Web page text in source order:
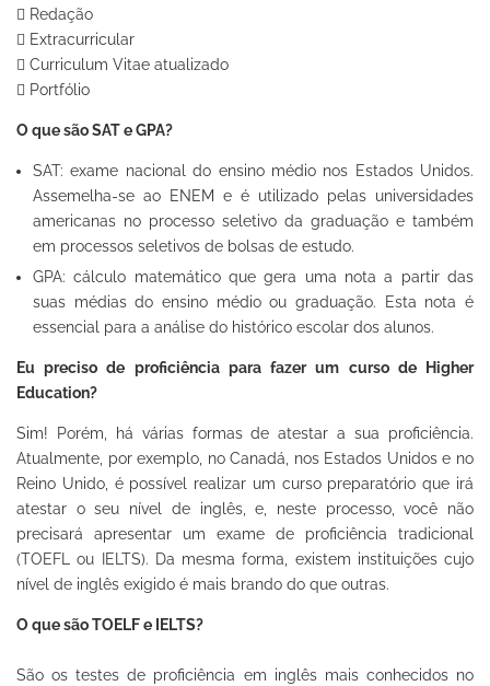
 Redação
 Extracurricular
 Curriculum Vitae atualizado
 Portfólio
O que são SAT e GPA?
SAT: exame nacional do ensino médio nos Estados Unidos.
Assemelha-se ao ENEM e é utilizado pelas universidades
americanas no processo seletivo da graduação e também
em processos seletivos de bolsas de estudo.
GPA: cálculo matemático que gera uma nota a partir das
suas médias do ensino médio ou graduação. Esta nota é
essencial para a análise do histórico escolar dos alunos.
Eu preciso de proficiência para fazer um curso de Higher
Education?
Sim! Porém, há várias formas de atestar a sua proficiência.
Atualmente, por exemplo, no Canadá, nos Estados Unidos e no
Reino Unido, é possível realizar um curso preparatório que irá
atestar o seu nível de inglês, e, neste processo, você não
precisará apresentar um exame de proficiência tradicional
(TOEFL ou IELTS). Da mesma forma, existem instituições cujo
nível de inglês exigido é mais brando do que outras.
O que são TOELF e IELTS?
São os testes de proficiência em inglês mais conhecidos no